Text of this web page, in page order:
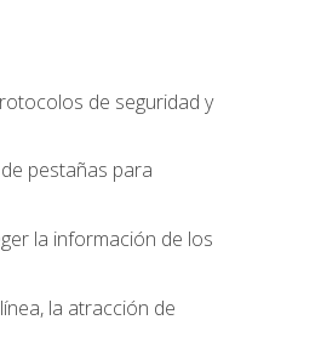
de seguridad y
pestañas para
la información de los
la atracción de